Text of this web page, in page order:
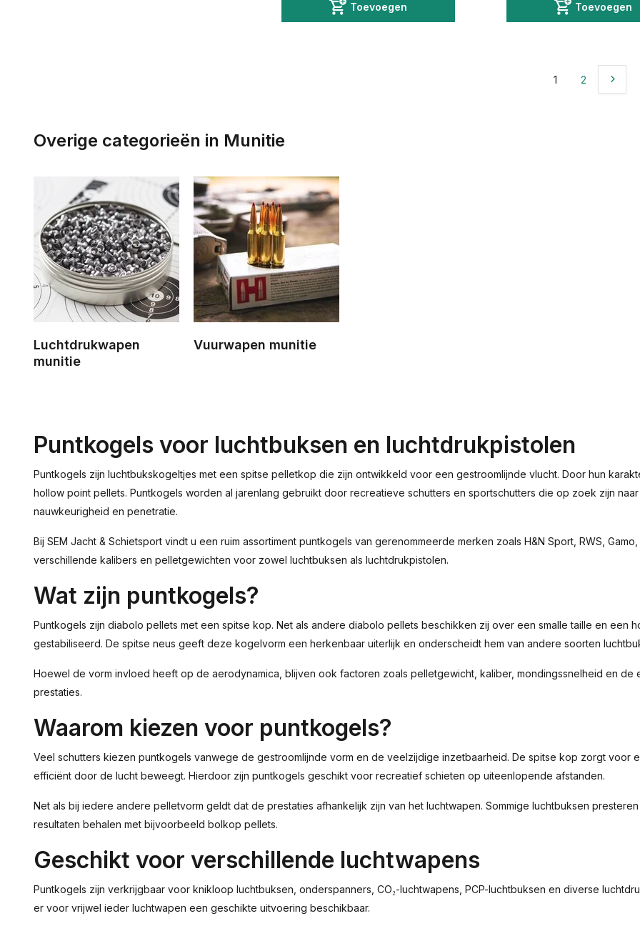
Toevoegen Toevoegen
1 2
Overige categorieën in Munitie
Luchtdrukwapen
munitie
Vuurwapen munitie
Puntkogels voor luchtbuksen en luchtdrukpistolen
Puntkogels zijn luchtbukskogeltjes met een spitse pelletkop die zijn ontwikkeld voor een gestroomlijnde vlucht. Door hun
hollow point pellets. Puntkogels worden al jarenlang gebruikt door recreatieve schutters en sportschutters die op zoek zijn
nauwkeurigheid en penetratie.
Bij SEM Jacht & Schietsport vindt u een ruim assortiment puntkogels van gerenommeerde merken zoals H&N Sport, RWS,
verschillende kalibers en pelletgewichten voor zowel luchtbuksen als luchtdrukpistolen.
Wat zijn puntkogels?
Puntkogels zijn diabolo pellets met een spitse kop. Net als andere diabolo pellets beschikken zij over een smalle taille en een
gestabiliseerd. De spitse neus geeft deze kogelvorm een herkenbaar uiterlijk en onderscheidt hem van andere soorten
Hoewel de vorm invloed heeft op de aerodynamica, blijven ook factoren zoals pelletgewicht, kaliber, mondingssnelheid en
prestaties.
Waarom kiezen voor puntkogels?
Veel schutters kiezen puntkogels vanwege de gestroomlijnde vorm en de veelzijdige inzetbaarheid. De spitse kop zorgt
efficiënt door de lucht beweegt. Hierdoor zijn puntkogels geschikt voor recreatief schieten op uiteenlopende afstanden.
Net als bij iedere andere pelletvorm geldt dat de prestaties afhankelijk zijn van het luchtwapen. Sommige luchtbuksen
resultaten behalen met bijvoorbeeld bolkop pellets.
Geschikt voor verschillende luchtwapens
Puntkogels zijn verkrijgbaar voor knikloop luchtbuksen, onderspanners, CO₂-luchtwapens, PCP-luchtbuksen en diverse
er voor vrijwel ieder luchtwapen een geschikte uitvoering beschikbaar.